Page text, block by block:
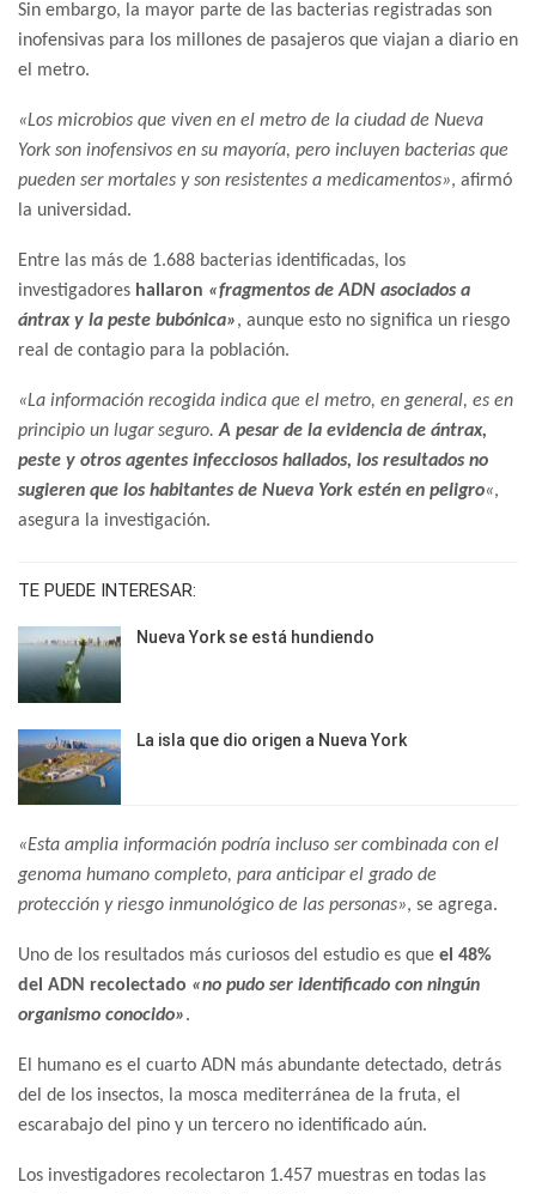
Sin embargo, la mayor parte de las bacterias registradas son
inofensivas para los millones de pasajeros que viajan a diario en
el metro.
«Los microbios que viven en el metro de la ciudad de Nueva
York son inofensivos en su mayoría, pero incluyen bacterias que
pueden ser mortales y son resistentes a medicamentos», afirmó
la universidad.
Entre las más de 1.688 bacterias identificadas, los
investigadores hallaron «fragmentos de ADN asociados a
ántrax y la peste bubónica», aunque esto no significa un riesgo
real de contagio para la población.
«La información recogida indica que el metro, en general, es en
principio un lugar seguro.A pesar de la evidencia de ántrax,
peste y otros agentes infecciosos hallados, los resultados no
sugieren que los habitantes de Nueva York estén en peligro«,
asegura la investigación.
TE PUEDE INTERESAR:
Nueva York se está hundiendo
La isla que dio origen a Nueva York
«Esta amplia información podría incluso ser combinada con el
genoma humano completo, para anticipar el grado de
protección y riesgo inmunológico de las personas», se agrega.
Uno de los resultados más curiosos del estudio es que el 48%
del ADN recolectado «no pudo ser identificado con ningún
organismo conocido».
El humano es el cuarto ADN más abundante detectado, detrás
del de los insectos, la mosca mediterránea de la fruta, el
escarabajo del pino y un tercero no identificado aún.
Los investigadores recolectaron 1.457 muestras en todas las